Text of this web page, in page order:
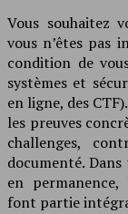
Vous souhaitez
vous n’êtes pas
condition de
systèmes et
en ligne, des
les preuves
challenges,
documenté.
en
font partie